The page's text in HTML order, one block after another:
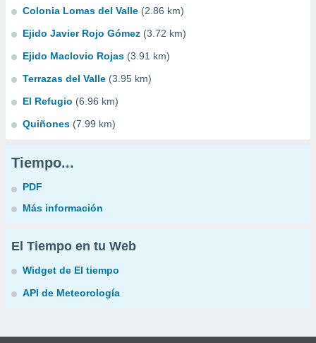
Colonia Lomas del Valle (2.86 km)
Ejido Javier Rojo Gómez (3.72 km)
Ejido Maclovio Rojas (3.91 km)
Terrazas del Valle (3.95 km)
El Refugio (6.96 km)
Quiñones (7.99 km)
Tiempo...
PDF
Más información
El Tiempo en tu Web
Widget de El tiempo
API de Meteorología